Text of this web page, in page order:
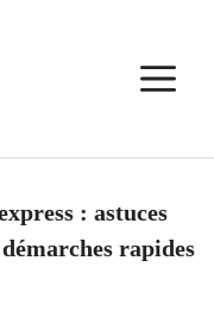
: astuces
rapides